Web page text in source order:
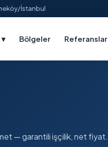
İstanbul
▾ Bölgeler Referanslar
— garantili işçilik, net fiyat.